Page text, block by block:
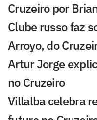
Cruzeiro por
Clube russo faz
Arroyo, do
Artur Jorge
no Cruzeiro
Villalba celebra